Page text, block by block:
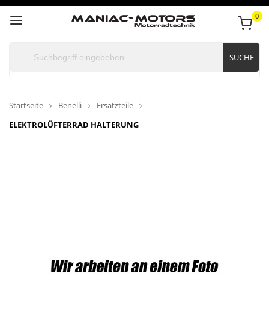
0
SUCHE
Startseite Benelli
Ersatzteile
ELEKTROLÜFTERRAD HALTERUNG